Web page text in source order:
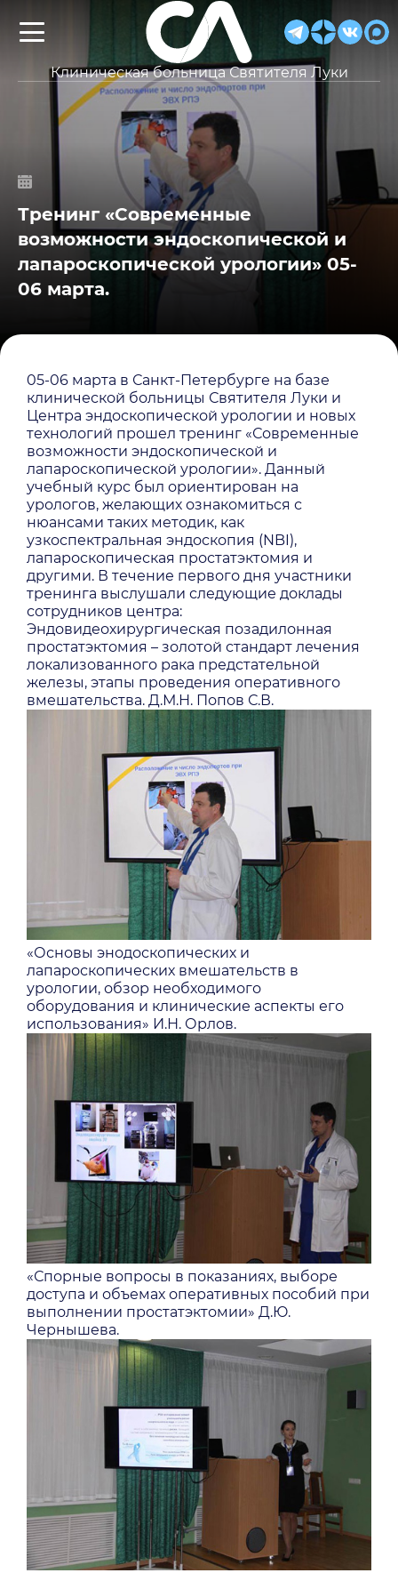
Клиническая больница Святителя Луки
Тренинг «Современные
возможности эндоскопической и
лапароскопической урологии» 05-
06 марта.
05-06 марта в Санкт-Петербурге на базе
клинической больницы Святителя Луки и
Центра эндоскопической урологии и новых
технологий прошел тренинг «Современные
возможности эндоскопической и
лапароскопической урологии». Данный
учебный курс был ориентирован на
урологов, желающих ознакомиться с
нюансами таких методик, как
узкоспектральная эндоскопия (NBI),
лапароскопическая простатэктомия и
другими. В течение первого дня участники
тренинга выслушали следующие доклады
сотрудников центра:
Эндовидеохирургическая позадилонная
простатэктомия – золотой стандарт лечения
локализованного рака предстательной
железы, этапы проведения оперативного
вмешательства. Д.М.Н. Попов С.В.
«Основы энодоскопических и
лапароскопических вмешательств в
урологии, обзор необходимого
оборудования и клинические аспекты его
использования» И.Н. Орлов.
«Спорные вопросы в показаниях, выборе
доступа и объемах оперативных пособий при
выполнении простатэктомии» Д.Ю.
Чернышева.